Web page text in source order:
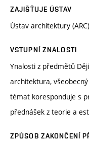
ZAJIŠŤUJE ÚSTAV
Ústav architektury (ARC)
VSTUPNÍ ZNALOSTI
Ynalosti z předmětů
architektura,
témat koresponduje s
přednášek z teorie a
ZPŮSOB ZAKONČENÍ